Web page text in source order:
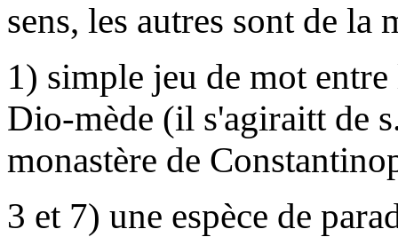
sens, les autres sont de la
1) simple jeu de mot
Dio-mède (il s'agiraitt de
monastère de
3 et 7) une espèce de